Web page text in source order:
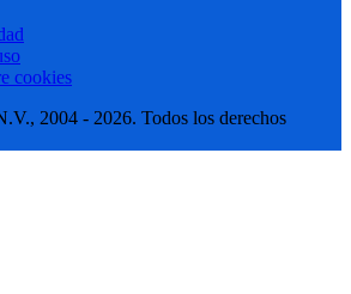
cookies
2004 - 2026. Todos los derechos